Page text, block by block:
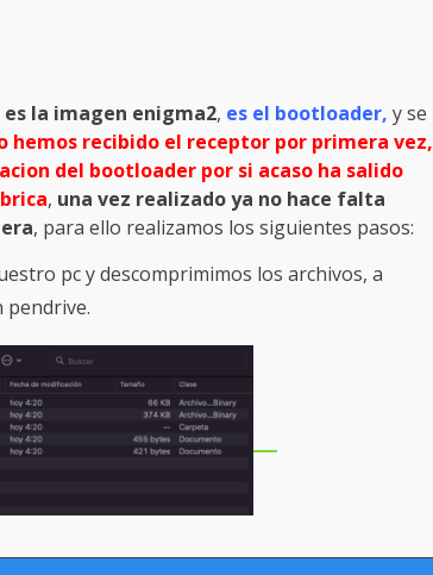
la imagen enigma2, es el bootloader, y se
hemos recibido el receptor por primera vez,
del bootloader por si acaso ha salido
, una vez realizado ya no hace falta
, para ello realizamos los siguientes pasos:
pc y descomprimimos los archivos, a
pendrive.